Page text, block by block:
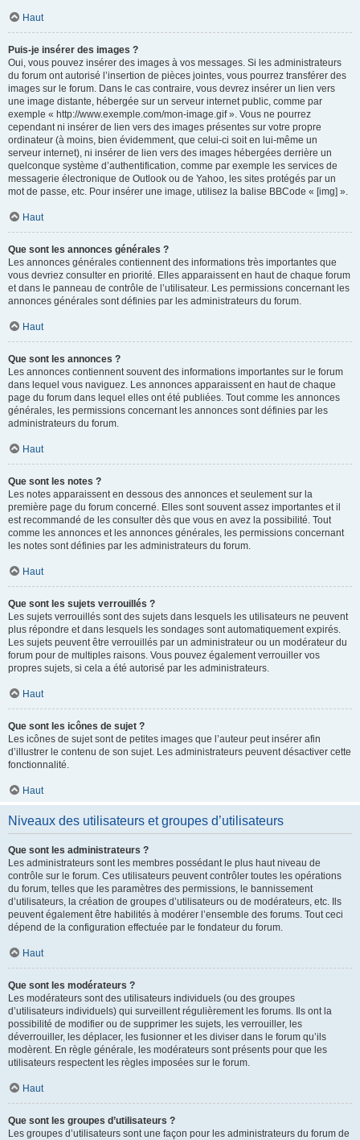
Haut
Puis-je insérer des images ?
Oui, vous pouvez insérer des images à vos messages. Si les administrateurs
du forum ont autorisé l’insertion de pièces jointes, vous pourrez transférer des
images sur le forum. Dans le cas contraire, vous devrez insérer un lien vers
une image distante, hébergée sur un serveur internet public, comme par
exemple « http://www.exemple.com/mon-image.gif ». Vous ne pourrez
cependant ni insérer de lien vers des images présentes sur votre propre
ordinateur (à moins, bien évidemment, que celui-ci soit en lui-même un
serveur internet), ni insérer de lien vers des images hébergées derrière un
quelconque système d’authentification, comme par exemple les services de
messagerie électronique de Outlook ou de Yahoo, les sites protégés par un
mot de passe, etc. Pour insérer une image, utilisez la balise BBCode « [img] ».
Haut
Que sont les annonces générales ?
Les annonces générales contiennent des informations très importantes que
vous devriez consulter en priorité. Elles apparaissent en haut de chaque forum
et dans le panneau de contrôle de l’utilisateur. Les permissions concernant les
annonces générales sont définies par les administrateurs du forum.
Haut
Que sont les annonces ?
Les annonces contiennent souvent des informations importantes sur le forum
dans lequel vous naviguez. Les annonces apparaissent en haut de chaque
page du forum dans lequel elles ont été publiées. Tout comme les annonces
générales, les permissions concernant les annonces sont définies par les
administrateurs du forum.
Haut
Que sont les notes ?
Les notes apparaissent en dessous des annonces et seulement sur la
première page du forum concerné. Elles sont souvent assez importantes et il
est recommandé de les consulter dès que vous en avez la possibilité. Tout
comme les annonces et les annonces générales, les permissions concernant
les notes sont définies par les administrateurs du forum.
Haut
Que sont les sujets verrouillés ?
Les sujets verrouillés sont des sujets dans lesquels les utilisateurs ne peuvent
plus répondre et dans lesquels les sondages sont automatiquement expirés.
Les sujets peuvent être verrouillés par un administrateur ou un modérateur du
forum pour de multiples raisons. Vous pouvez également verrouiller vos
propres sujets, si cela a été autorisé par les administrateurs.
Haut
Que sont les icônes de sujet ?
Les icônes de sujet sont de petites images que l’auteur peut insérer afin
d’illustrer le contenu de son sujet. Les administrateurs peuvent désactiver cette
fonctionnalité.
Haut
Niveaux des utilisateurs et groupes d’utilisateurs
Que sont les administrateurs ?
Les administrateurs sont les membres possédant le plus haut niveau de
contrôle sur le forum. Ces utilisateurs peuvent contrôler toutes les opérations
du forum, telles que les paramètres des permissions, le bannissement
d’utilisateurs, la création de groupes d’utilisateurs ou de modérateurs, etc. Ils
peuvent également être habilités à modérer l’ensemble des forums. Tout ceci
dépend de la configuration effectuée par le fondateur du forum.
Haut
Que sont les modérateurs ?
Les modérateurs sont des utilisateurs individuels (ou des groupes
d’utilisateurs individuels) qui surveillent régulièrement les forums. Ils ont la
possibilité de modifier ou de supprimer les sujets, les verrouiller, les
déverrouiller, les déplacer, les fusionner et les diviser dans le forum qu’ils
modèrent. En règle générale, les modérateurs sont présents pour que les
utilisateurs respectent les règles imposées sur le forum.
Haut
Que sont les groupes d’utilisateurs ?
Les groupes d’utilisateurs sont une façon pour les administrateurs du forum de